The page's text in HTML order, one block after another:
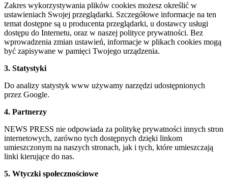
Zakres wykorzystywania plików cookies możesz określić w
ustawieniach Swojej przeglądarki. Szczegółowe informacje na ten
temat dostępne są u producenta przeglądarki, u dostawcy usługi
dostępu do Internetu, oraz w naszej polityce prywatności. Bez
wprowadzenia zmian ustawień, informacje w plikach cookies mogą
być zapisywane w pamięci Twojego urządzenia.
3. Statystyki
Do analizy statystyk www używamy narzędzi udostępnionych
przez Google.
4. Partnerzy
NEWS PRESS nie odpowiada za politykę prywatności innych stron
internetowych, zarówno tych dostępnych dzięki linkom
umieszczonym na naszych stronach, jak i tych, które umieszczają
linki kierujące do nas.
5. Wtyczki społecznościowe